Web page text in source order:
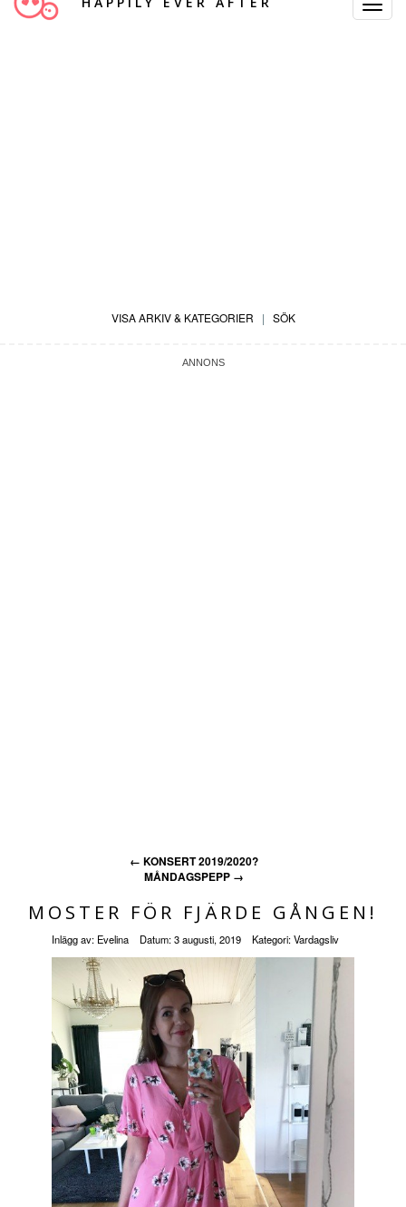
Toggle
VISA ARKIV & KATEGORIER | SÖK
← KONSERT 2019/2020?
MÅNDAGSPEPP →
MOSTER FÖR FJÄRDE GÅNGEN!
Inlägg av: Evelina Datum:3 augusti, 2019 Kategori:Vardagsliv